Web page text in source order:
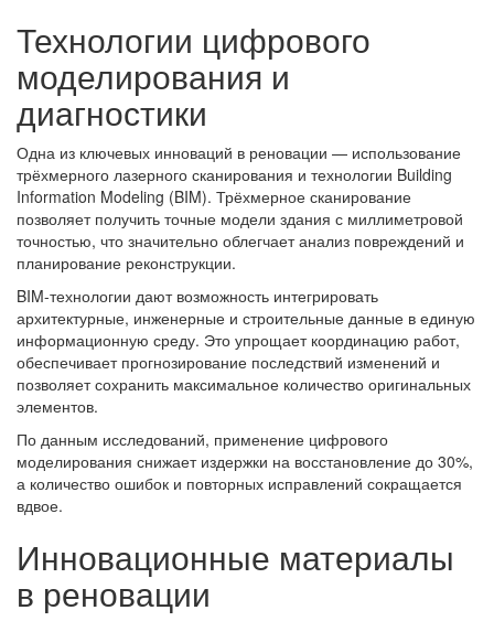
Технологии цифрового
моделирования и
диагностики
Одна из ключевых инноваций в реновации — использование
трёхмерного лазерного сканирования и технологии Building
Information Modeling (BIM). Трёхмерное сканирование
позволяет получить точные модели здания с миллиметровой
точностью, что значительно облегчает анализ повреждений и
планирование реконструкции.
BIM-технологии дают возможность интегрировать
архитектурные, инженерные и строительные данные в единую
информационную среду. Это упрощает координацию работ,
обеспечивает прогнозирование последствий изменений и
позволяет сохранить максимальное количество оригинальных
элементов.
По данным исследований, применение цифрового
моделирования снижает издержки на восстановление до 30%,
а количество ошибок и повторных исправлений сокращается
вдвое.
Инновационные материалы
в реновации